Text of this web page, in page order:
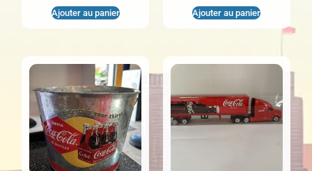
Ajouter au panier Ajouter au panier